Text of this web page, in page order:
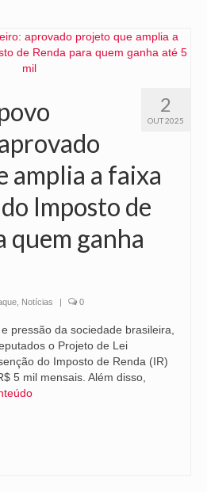
2
OUT 2025
amplia a faixa
Imposto de
quem ganha
Notícias | 0
pressão da sociedade brasileira,
o Projeto de Lei
do Imposto de Renda (IR)
5 mil mensais. Além disso,